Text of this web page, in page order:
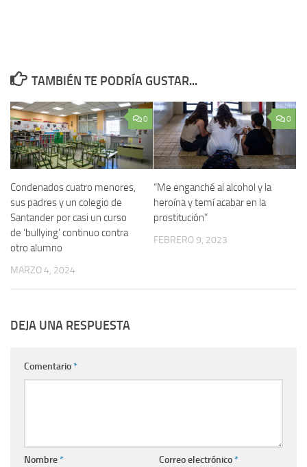
TAMBIÉN TE PODRÍA GUSTAR...
0
Condenados cuatro menores,
sus padres y un colegio de
Santander por casi un curso
de ‘bullying’ continuo contra
otro alumno
MARZO 4, 2024
0
“Me enganché al alcohol y la
heroína y temí acabar en la
prostitución”
FEBRERO 9, 2023
DEJA UNA RESPUESTA
Comentario*
Nombre* Correo electrónico*